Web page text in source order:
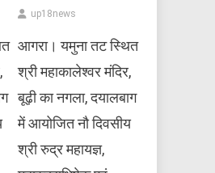
up18news
आगरा। यमुना तट स्थित
श्री महाकालेश्वर मंदिर,
बूढ़ी का नगला, दयालबाग
में आयोजित नौ दिवसीय
श्री रुद्र महायज्ञ,